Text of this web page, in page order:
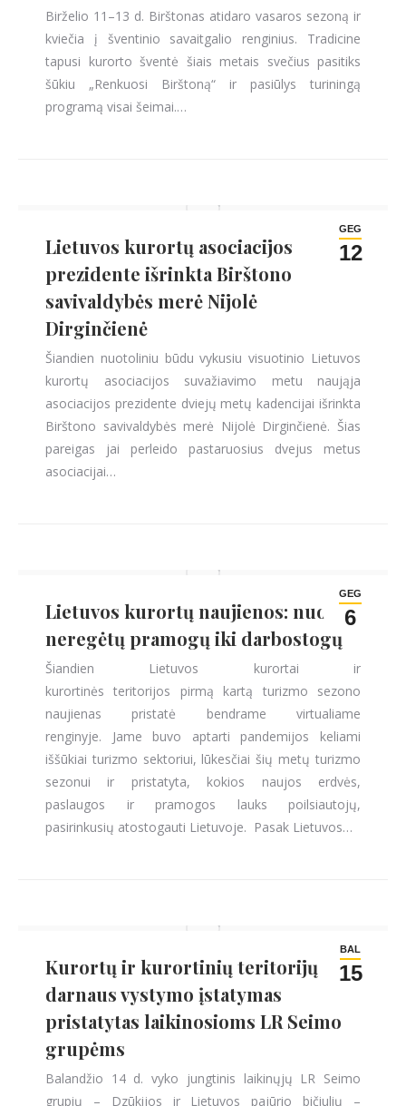
Birželio 11–13 d. Birštonas atidaro vasaros sezoną ir
kviečia į šventinio savaitgalio renginius. Tradicine
tapusi kurorto šventė šiais metais svečius pasitiks
šūkiu „Renkuosi Birštoną“ ir pasiūlys turiningą
programą visai šeimai.…
GEG
12
Lietuvos kurortų asociacijos
prezidente išrinkta Birštono
savivaldybės merė Nijolė
Dirginčienė
Šiandien nuotoliniu būdu vykusiu visuotinio Lietuvos
kurortų asociacijos suvažiavimo metu naująja
asociacijos prezidente dviejų metų kadencijai išrinkta
Birštono savivaldybės merė Nijolė Dirginčienė. Šias
pareigas jai perleido pastaruosius dvejus metus
asociacijai…
GEG
6
Lietuvos kurortų naujienos: nuo
neregėtų pramogų iki darbostogų
Šiandien Lietuvos kurortai ir
kurortinės teritorijos pirmą kartą turizmo sezono
naujienas pristatė bendrame virtualiame
renginyje. Jame buvo aptarti pandemijos keliami
iššūkiai turizmo sektoriui, lūkesčiai šių metų turizmo
sezonui ir pristatyta, kokios naujos erdvės,
paslaugos ir pramogos lauks poilsiautojų,
pasirinkusių atostogauti Lietuvoje. Pasak Lietuvos…
BAL
15
Kurortų ir kurortinių teritorijų
darnaus vystymo įstatymas
pristatytas laikinosioms LR Seimo
grupėms
Balandžio 14 d. vyko jungtinis laikinųjų LR Seimo
grupių – Dzūkijos ir Lietuvos pajūrio bičiulių –